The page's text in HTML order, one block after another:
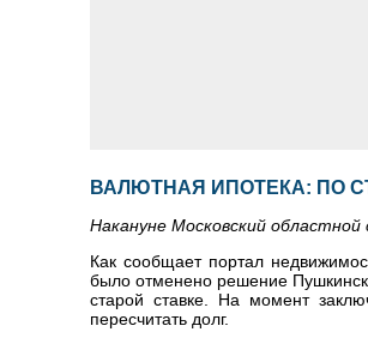
ВАЛЮТНАЯ ИПОТЕКА: ПО
Накануне Московский
Как сообщает портал
было отменено решение
старой ставке. На момент
пересчитать долг.